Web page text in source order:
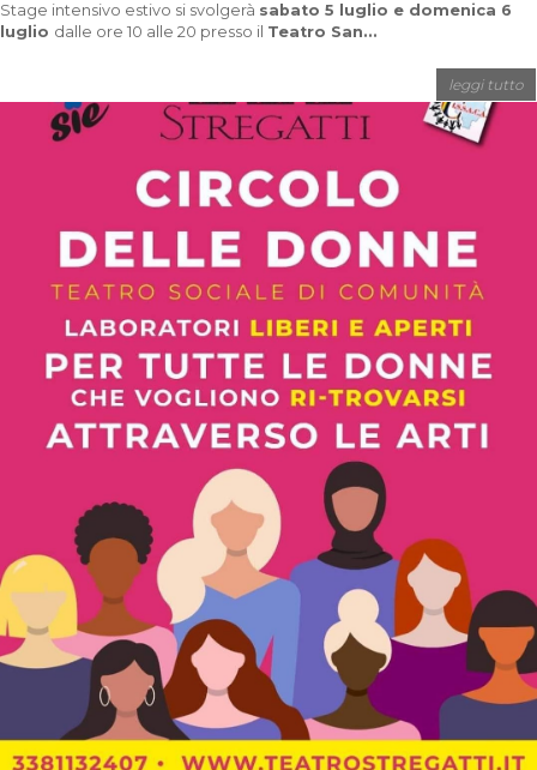
Stage intensivo estivo si svolgerà sabato 5 luglio e domenica 6
luglio dalle ore 10 alle 20 presso il Teatro San...
leggi tutto